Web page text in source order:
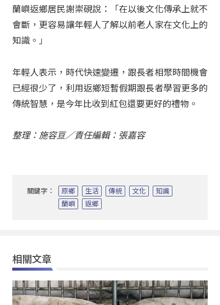
蘭嶼返鄉居民謝崇硯說：「在以後文化傳承上就不
會斷，更容易讓年輕人了解以前老人家在文化上的
知識。」
年輕人表示，時代快速變遷，跟長者相聚時間機會
已經很少了，利用返鄉短暫假期跟長者學習更多的
傳統智慧，是今年比收到紅包還要更好的禮物。
整理：施容亘／責任編輯：張嘉容
關鍵字： 原鄉 生活 傳統 文化
知識
蘭嶼
返鄉
相關文章